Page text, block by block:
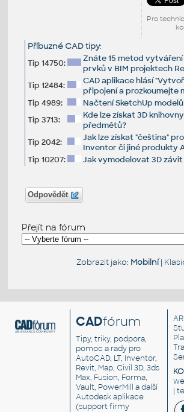
Pro
Příbuzné CAD tipy:
Tip 14750:
Znáte 15 metod
prvků v BIM projektech
Tip 12484:
CAD aplikace hlásí
připojení a prozkoumejte
Tip 4989:
Načtení SketchUp
Tip 3713:
Kde lze získat 3D
předmětů?
Tip 2042:
Jak lze získat "čeština"
Inventor či jiné produkty
Tip 10207:
Jak vymodelovat 3D
Odpovědět
Přejít na fórum
Zobrazit jako: Mobilní|
CADfórum
Tipy, triky, podpora,
pomoc a rady pro
AutoCAD, LT, Inventor,
Revit, Map, Civil 3D, 3ds
Max, Fusion, Forma,
Vault, PowerMill a další
Autodesk aplikace
(support firmy
|